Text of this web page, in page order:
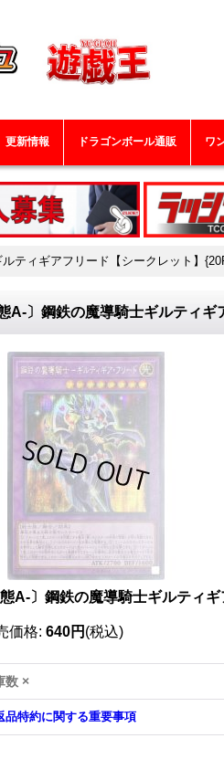
更新情報 ドラゴンボール通販 ワ
ティギアフリード【シークレット】
態A-〕鋼鉄の魔導騎士ギルティ
態A-〕鋼鉄の魔導騎士ギルティ
価格: 640円 (税込)
数 ×
品特約に関する重要事項